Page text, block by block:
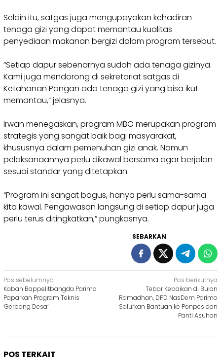
Selain itu, satgas juga mengupayakan kehadiran
tenaga gizi yang dapat memantau kualitas
penyediaan makanan bergizi dalam program tersebut.
“Setiap dapur sebenarnya sudah ada tenaga gizinya.
Kami juga mendorong di sekretariat satgas di
Ketahanan Pangan ada tenaga gizi yang bisa ikut
memantau,” jelasnya.
Irwan menegaskan, program MBG merupakan program
strategis yang sangat baik bagi masyarakat,
khususnya dalam pemenuhan gizi anak. Namun
pelaksanaannya perlu dikawal bersama agar berjalan
sesuai standar yang ditetapkan.
“Program ini sangat bagus, hanya perlu sama-sama
kita kawal. Pengawasan langsung di setiap dapur juga
perlu terus ditingkatkan,” pungkasnya.
SEBARKAN
Navigasi
pos
Pos sebelumnya
Kaban Bappelitbangda Parimo
Paparkan Program Teknis
‘Gerbang Desa’
Pos berikutnya
Tebar Kebaikan di Bulan
Ramadhan, DPD NasDem Parimo
Salurkan Bantuan ke Ponpes dan
Panti Asuhan
POS TERKAIT